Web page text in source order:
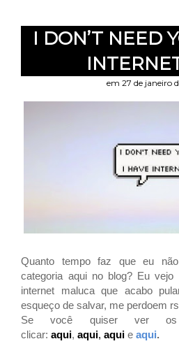
I DON’T NEED
em 27 de janeiro
Quanto tempo faz que eu
categoria aqui no blog? Eu
internet maluca que acabo
esqueço de salvar, me perdoem
Se você quiser ver
clicar:aqui,aqui,aqui e aqui.